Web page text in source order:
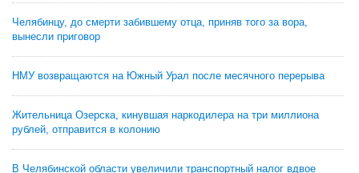
Челябинцу, до смерти забившему отца, приняв того за вора,
вынесли приговор
НМУ возвращаются на Южный Урал после месячного перерыва
Жительница Озерска, кинувшая наркодилера на три миллиона
рублей, отправится в колонию
В Челябинской области увеличили транспортный налог вдвое